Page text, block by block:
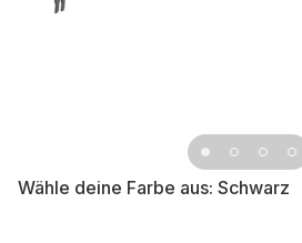
Wähle deine Farbe aus: Schwarz